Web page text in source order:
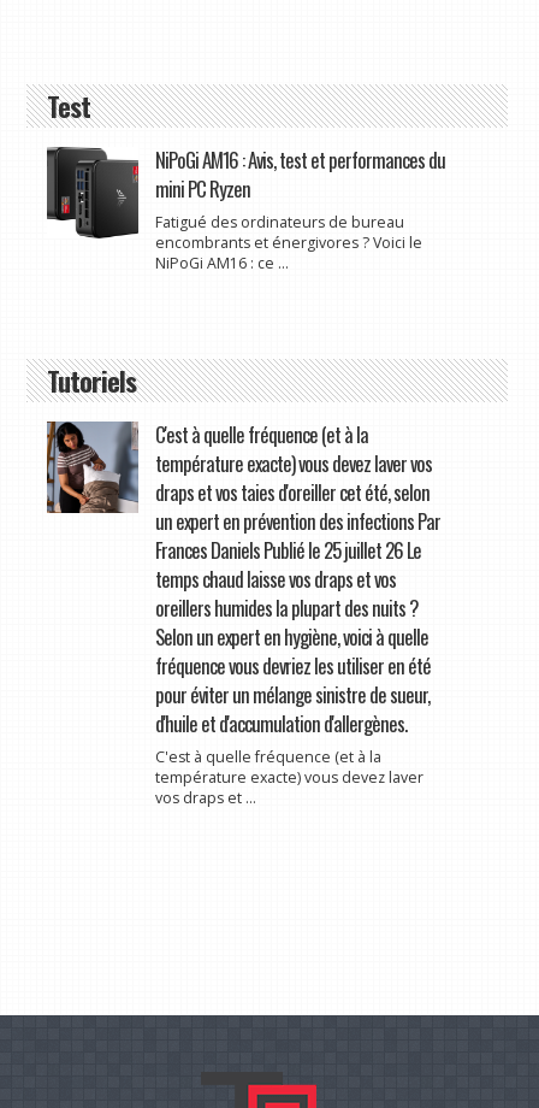
Test
NiPoGi AM16 : Avis, test et performances du
mini PC Ryzen
Fatigué des ordinateurs de bureau
encombrants et énergivores ? Voici le
NiPoGi AM16 : ce ...
Tutoriels
C'est à quelle fréquence (et à la
température exacte) vous devez laver vos
draps et vos taies d'oreiller cet été, selon
un expert en prévention des infections Par
Frances Daniels Publié le 25 juillet 26 Le
temps chaud laisse vos draps et vos
oreillers humides la plupart des nuits ?
Selon un expert en hygiène, voici à quelle
fréquence vous devriez les utiliser en été
pour éviter un mélange sinistre de sueur,
d'huile et d'accumulation d'allergènes.
C'est à quelle fréquence (et à la
température exacte) vous devez laver
vos draps et ...